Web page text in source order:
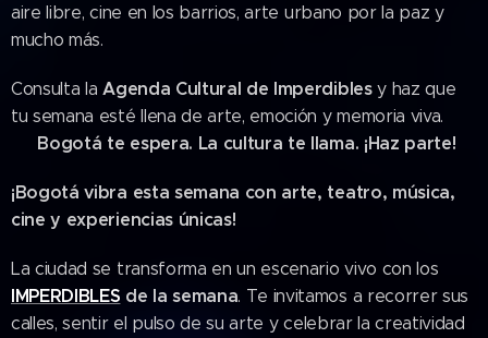
aire libre, cine en los barrios, arte urbano por la paz y
mucho más.
Consulta laAgenda Cultural de Imperdiblesy haz que
tu semana esté llena de arte, emoción y memoria viva.
Bogotá te espera. La cultura te llama. ¡Haz parte!
¡Bogotá vibra esta semana con arte, teatro, música,
cine y experiencias únicas! 🎭🎶📸
La ciudad se transforma en un escenario vivo con los
IMPERDIBLES de la semana. Te invitamos a recorrer sus
calles, sentir el pulso de su arte y celebrar la creatividad